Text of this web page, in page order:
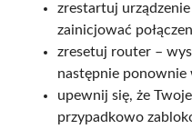
zrestartuj
zainicjować
zresetuj router –
następnie ponownie
upewnij się, że
przypadkowo